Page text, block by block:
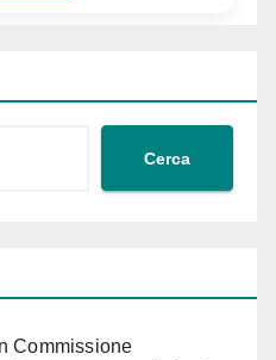
Cerca
Commissione